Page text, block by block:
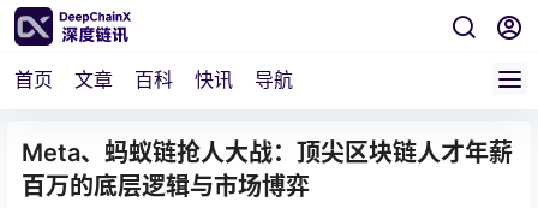
首页 文章 百科 快讯 导航
Meta、蚂蚁链抢人大战：顶尖区块链人才年薪
百万的底层逻辑与市场博弈